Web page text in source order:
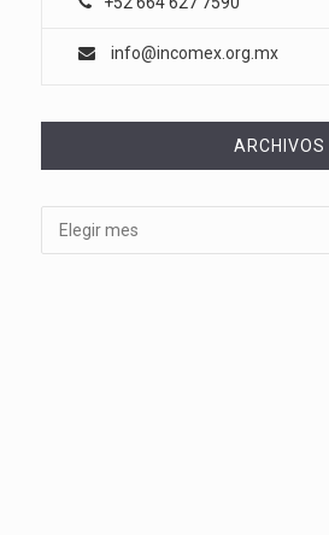
info@incomex.org.mx
ARCHIVOS